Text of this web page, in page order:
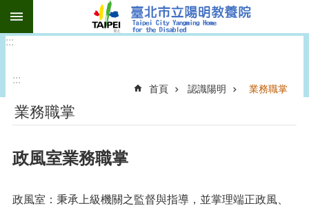
跳到主要內容區塊
:::
:::
首頁 認識陽明 業務職掌
業務職掌
政風室業務職掌
政風室：秉承上級機關之監督與指導，並掌理端正政風、